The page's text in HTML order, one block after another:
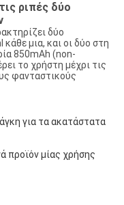
ριπές δύο
δύο
μια, και οι δύο στη
850mAh (non-
το χρήστη μέχρι τις
φανταστικούς
για τα ακατάστατα
προϊόν μίας χρήσης